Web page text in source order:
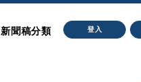
新聞稿分類 登入